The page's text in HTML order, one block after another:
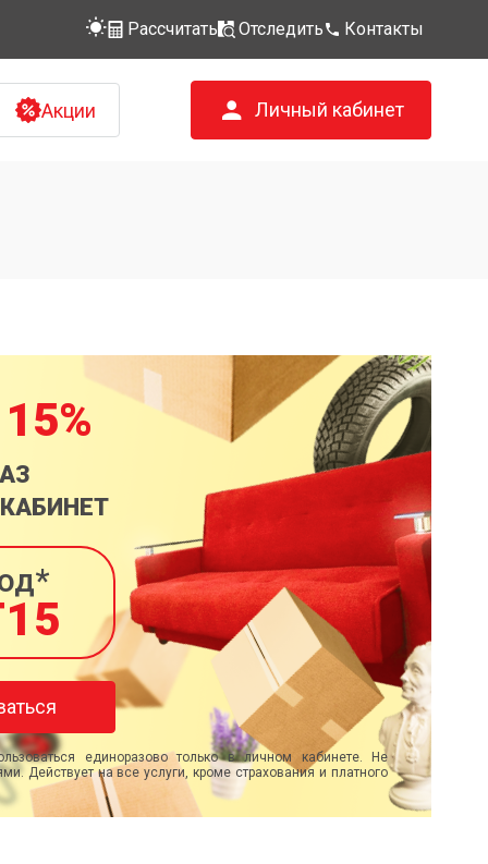
Рассчитать Отследить Контакты
Акции Личный кабинет
единоразово только в личном кабинете. Не
Действует на все услуги, кроме страхования и платного